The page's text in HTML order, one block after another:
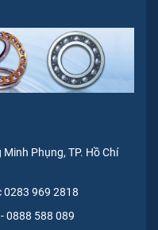
Phụng, TP. Hồ Chí
0283 969 2818
-0888 588 089